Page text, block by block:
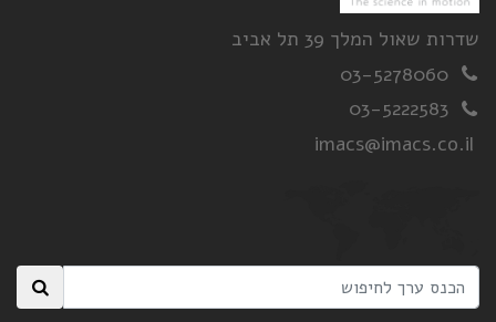
שדרות שאול המלך 39 תל אביב
03-5278060
03-5222583